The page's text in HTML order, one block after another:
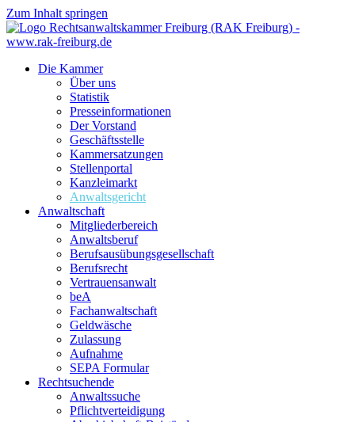
Zum Inhalt springen
Die Kammer
Über uns
Statistik
Presseinformationen
Der Vorstand
Geschäftsstelle
Kammersatzungen
Stellenportal
Kanzleimarkt
Anwaltsgericht
Anwaltschaft
Mitgliederbereich
Anwaltsberuf
Berufsausübungs­gesellschaft
Berufsrecht
Vertrauensanwalt
beA
Fachanwaltschaft
Geldwäsche
Zulassung
Aufnahme
SEPA Formular
Rechtsuchende
Anwaltssuche
Pflichtverteidigung